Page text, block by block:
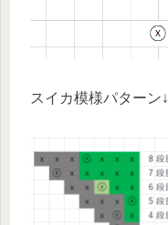
スイカ模様パターン↓